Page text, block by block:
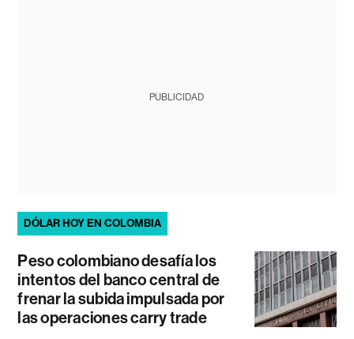
PUBLICIDAD
DÓLAR HOY EN COLOMBIA
Peso colombiano desafía los
intentos del banco central de
frenar la subida impulsada por
las operaciones carry trade